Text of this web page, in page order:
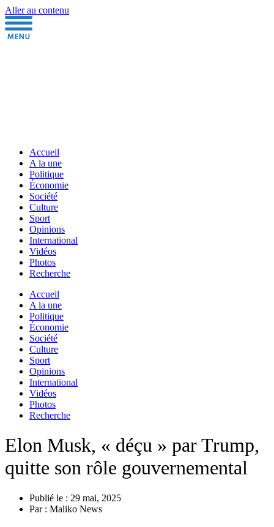
Aller au contenu
Accueil
A la une
Politique
Économie
Société
Culture
Sport
Opinions
International
Vidéos
Photos
Recherche
Accueil
A la une
Politique
Économie
Société
Culture
Sport
Opinions
International
Vidéos
Photos
Recherche
Elon Musk, « déçu » par Trump,
quitte son rôle gouvernemental
Publié le : 29 mai, 2025
Par : Maliko News